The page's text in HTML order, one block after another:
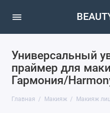
Универсальный
праймер для
Гармония/
Главная Макияж Макияж